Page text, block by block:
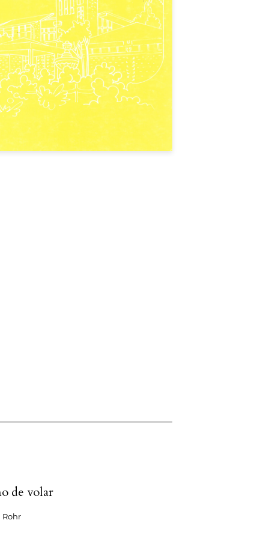
de volar
Rohr